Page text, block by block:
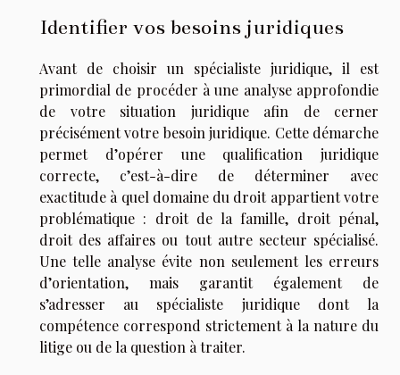
Identifier vos besoins juridiques
Avant de choisir un spécialiste juridique, il est
primordial de procéder à une analyse approfondie
de votre situation juridique afin de cerner
précisément votre besoin juridique. Cette démarche
permet d’opérer une qualification juridique
correcte, c’est-à-dire de déterminer avec
exactitude à quel domaine du droit appartient votre
problématique : droit de la famille, droit pénal,
droit des affaires ou tout autre secteur spécialisé.
Une telle analyse évite non seulement les erreurs
d’orientation, mais garantit également de
s’adresser au spécialiste juridique dont la
compétence correspond strictement à la nature du
litige ou de la question à traiter.